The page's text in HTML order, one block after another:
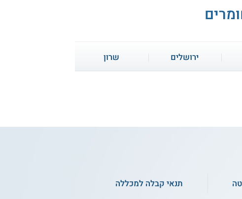
ירושלים שרון
תנאי קבלה למכללה